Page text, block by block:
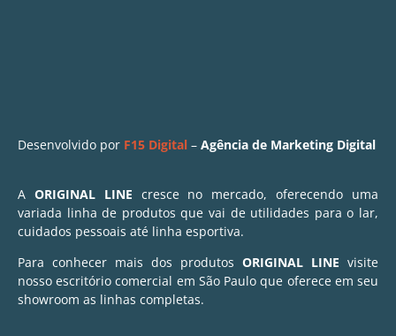
Desenvolvido por F15 Digital – Agência de Marketing Digital
A ORIGINAL LINE cresce no mercado, oferecendo uma
variada linha de produtos que vai de utilidades para o lar,
cuidados pessoais até linha esportiva.
Para conhecer mais dos produtos ORIGINAL LINE visite
nosso escritório comercial em São Paulo que oferece em seu
showroom as linhas completas.